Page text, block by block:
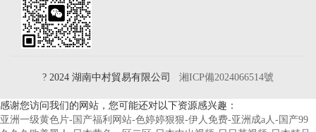
? 2024 湖南中村貿易有限公司 湘ICP備2024066514號
感谢您访问我们的网站，您可能还对以下资源感兴趣：
亚洲一级黄色片-国产福利网站-色婷婷狠狠-伊人免费-亚洲成a人-国产99